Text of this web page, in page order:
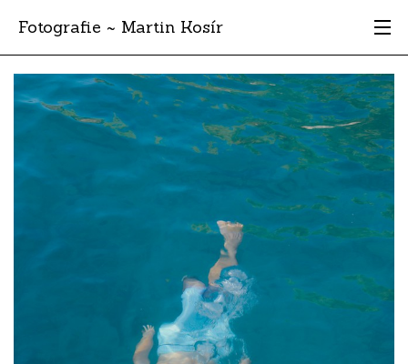
Fotografie ~ Martin Kosír
Moje obľúbené
Albumy
Vyhľadávanie